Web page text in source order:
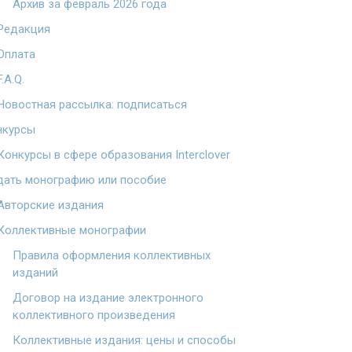
Архив за февраль 2026 года
рассылка: подписаться
в сфере образования Interclover
монографию или пособие
издания
монографии
Правила оформления коллективных
изданий
Договор на издание электронного
коллективного произведения
Коллективные издания: цены и способы